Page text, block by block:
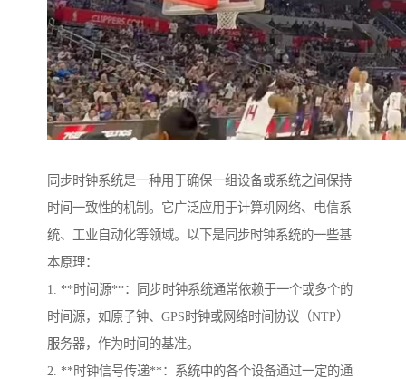
同步时钟系统是一种用于确保一组设备或系统之间保持
时间一致性的机制。它广泛应用于计算机网络、电信系
统、工业自动化等领域。以下是同步时钟系统的一些基
本原理：
1. **时间源**：同步时钟系统通常依赖于一个或多个的
时间源，如原子钟、GPS时钟或网络时间协议（NTP）
服务器，作为时间的基准。
2. **时钟信号传递**：系统中的各个设备通过一定的通